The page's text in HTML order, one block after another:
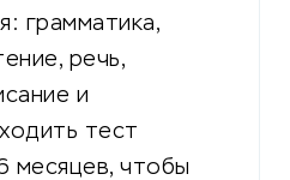
грамматика,
речь,
и
тест
месяцев, чтобы